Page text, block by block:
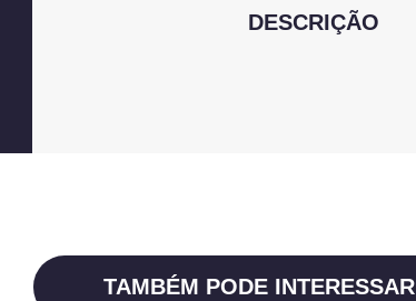
DESCRIÇÃO
TAMBÉM PODE INTERESSAR